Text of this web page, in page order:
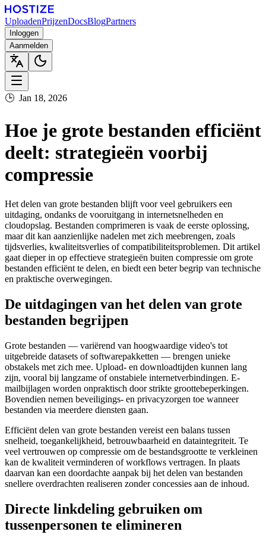
UploadenPrijzenDocsBlogPartners
Inloggen
Aanmelden
🕒 Jan 18, 2026
Hoe je grote bestanden efficiënt
deelt: strategieën voorbij
compressie
Het delen van grote bestanden blijft voor veel gebruikers een
uitdaging, ondanks de vooruitgang in internetsnelheden en
cloudopslag. Bestanden comprimeren is vaak de eerste oplossing,
maar dit kan aanzienlijke nadelen met zich meebrengen, zoals
tijdsverlies, kwaliteitsverlies of compatibiliteitsproblemen. Dit artikel
gaat dieper in op effectieve strategieën buiten compressie om grote
bestanden efficiënt te delen, en biedt een beter begrip van technische
en praktische overwegingen.
De uitdagingen van het delen van grote
bestanden begrijpen
Grote bestanden — variërend van hoogwaardige video's tot
uitgebreide datasets of softwarepakketten — brengen unieke
obstakels met zich mee. Upload- en downloadtijden kunnen lang
zijn, vooral bij langzame of onstabiele internetverbindingen. E-
mailbijlagen worden onpraktisch door strikte groottebeperkingen.
Bovendien nemen beveiligings- en privacyzorgen toe wanneer
bestanden via meerdere diensten gaan.
Efficiënt delen van grote bestanden vereist een balans tussen
snelheid, toegankelijkheid, betrouwbaarheid en dataintegriteit. Te
veel vertrouwen op compressie om de bestandsgrootte te verkleinen
kan de kwaliteit verminderen of workflows vertragen. In plaats
daarvan kan een doordachte aanpak bij het delen van bestanden
snellere overdrachten realiseren zonder concessies aan de inhoud.
Directe linkdeling gebruiken om
tussenpersonen te elimineren